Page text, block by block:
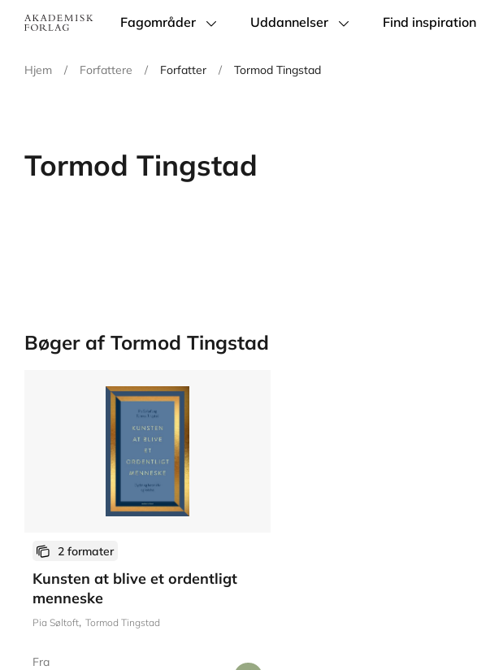
Main
Fagområder Uddannelser Find inspiration
Hjem / Forfattere / Forfatter / Tormod Tingstad
Tormod Tingstad
Bøger af Tormod Tingstad
2 formater
Kunsten at blive et ordentligt
menneske
Pia Søltoft Tormod Tingstad
Fra